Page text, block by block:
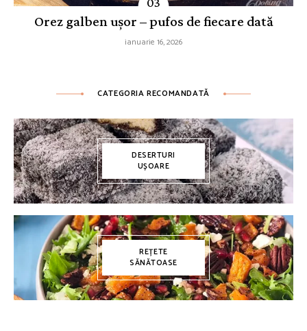
Orez galben ușor – pufos de fiecare dată
ianuarie 16, 2026
CATEGORIA RECOMANDATĂ
DESERTURI
UȘOARE
REȚETE
SĂNĂTOASE